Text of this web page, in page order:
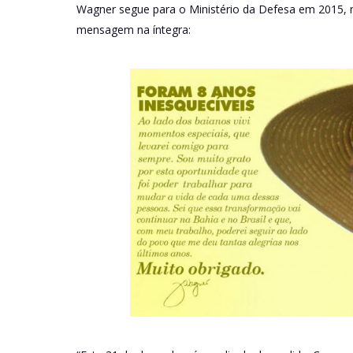
Wagner segue para o Ministério da Defesa em
mensagem na íntegra: